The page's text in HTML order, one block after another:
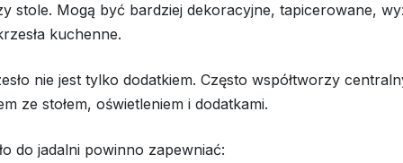
stole. Mogą być bardziej dekoracyjne, tapicerowane,
kuchenne.
nie jest tylko dodatkiem. Często współtworzy
ze stołem, oświetleniem i dodatkami.
do jadalni powinno zapewniać: